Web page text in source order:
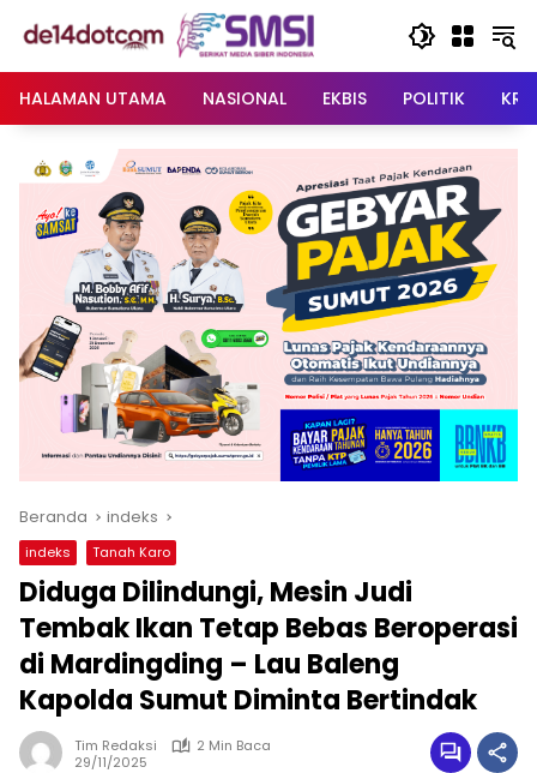
HALAMAN UTAMA
NASIONAL EKBIS POLITIK
Beranda indeks
indeks Tanah Karo
Diduga Dilindungi, Mesin Judi
Tembak Ikan Tetap Bebas Beroperasi
di Mardingding – Lau Baleng
Kapolda Sumut Diminta Bertindak
Tim Redaksi
2 Min Baca
29/11/2025